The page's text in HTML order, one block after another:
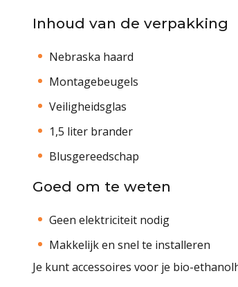
Inhoud van de verpakking
Nebraska haard
Montagebeugels
Veiligheidsglas
1,5 liter brander
Blusgereedschap
Goed om te weten
Geen elektriciteit nodig
Makkelijk en snel te installeren
Je kunt accessoires voor je bio-